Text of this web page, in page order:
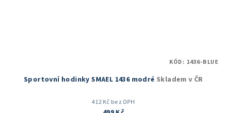
Sportovní hodinky SMAEL 1436 modré Skladem v ČR
412 Kč bez DPH
KÓD: 1436-BLUE